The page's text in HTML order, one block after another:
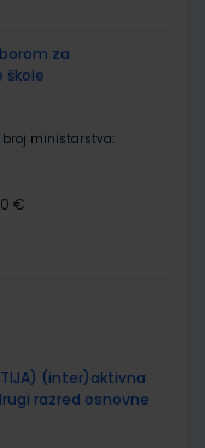
za
škole
broj ministarstva:
€
(inter)aktivna
razred osnovne